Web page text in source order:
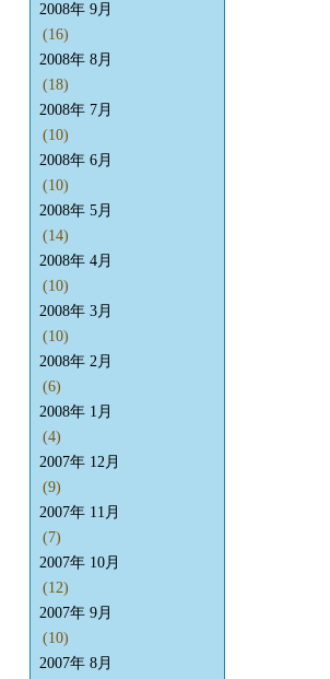
2008年 9月
(16)
2008年 8月
(18)
2008年 7月
(10)
2008年 6月
(10)
2008年 5月
(14)
2008年 4月
(10)
2008年 3月
(10)
2008年 2月
(6)
2008年 1月
(4)
2007年 12月
(9)
2007年 11月
(7)
2007年 10月
(12)
2007年 9月
(10)
2007年 8月